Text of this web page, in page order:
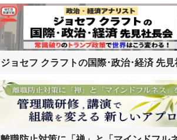
ジョセフ クラフトの国際･政治･経済 先